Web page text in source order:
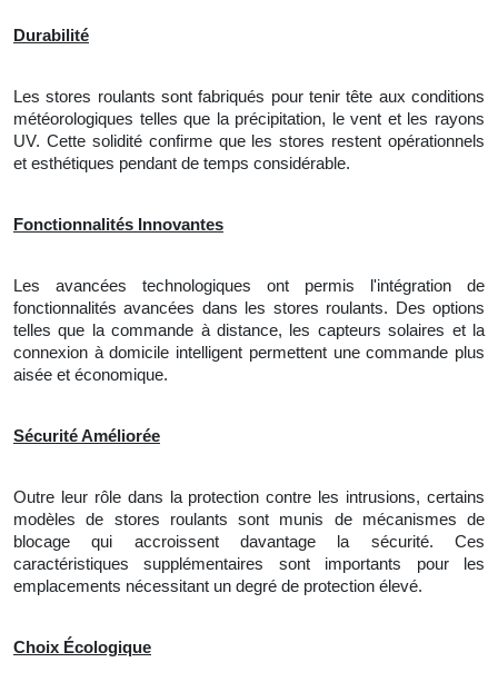
Durabilité
Les stores roulants sont fabriqués pour tenir tête aux conditions
météorologiques telles que la précipitation, le vent et les rayons
UV. Cette solidité confirme que les stores restent opérationnels
et esthétiques pendant de temps considérable.
Fonctionnalités Innovantes
Les avancées technologiques ont permis l'intégration de
fonctionnalités avancées dans les stores roulants. Des options
telles que la commande à distance, les capteurs solaires et la
connexion à domicile intelligent permettent une commande plus
aisée et économique.
Sécurité Améliorée
Outre leur rôle dans la protection contre les intrusions, certains
modèles de stores roulants sont munis de mécanismes de
blocage qui accroissent davantage la sécurité. Ces
caractéristiques supplémentaires sont importants pour les
emplacements nécessitant un degré de protection élevé.
Choix Écologique